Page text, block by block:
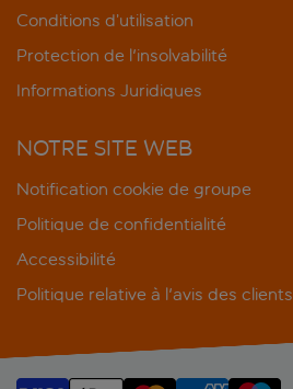
Conditions d’utilisation
Protection de l'insolvabilité
Informations Juridiques
NOTRE SITE WEB
Notification cookie de groupe
Politique de confidentialité
Accessibilité
Politique relative à l'avis des clients